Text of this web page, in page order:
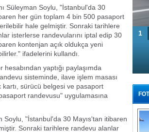
Süleyman Soylu, "İstanbul'da 30
her gün toplam 4 bin 500 pasaport
hale gelmiştir. Sonraki tarihlere
isterlerse randevularını iptal edip 30
kontenjan açık oldukça yeni
ifadelerini kullandı.
hesabından yaptığı paylaşımda
sisteminde, ilave işlem masası
kartı, sürücü belgesi ve pasaport
randevusu" uygulamasına
Soylu, "İstanbul'da 30 Mayıs'tan itibaren
Sonraki tarihlere randevu alanlar
1